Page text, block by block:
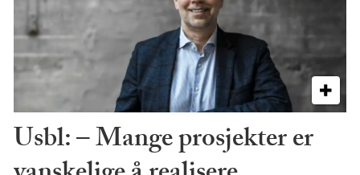
Usbl: – Mange prosjekter er